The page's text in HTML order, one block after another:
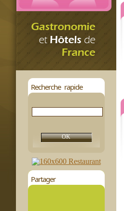
Recherche rapide
Partager